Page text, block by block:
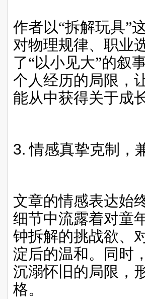
作者以“拆解玩具”
对物理规律、职业
了“以小见大”的叙
个人经历的局限，
能从中获得关于成
3. 情感真挚克制，
文章的情感表达始
细节中流露着对童
钟拆解的挑战欲、
淀后的温和。同时
沉溺怀旧的局限，
格。